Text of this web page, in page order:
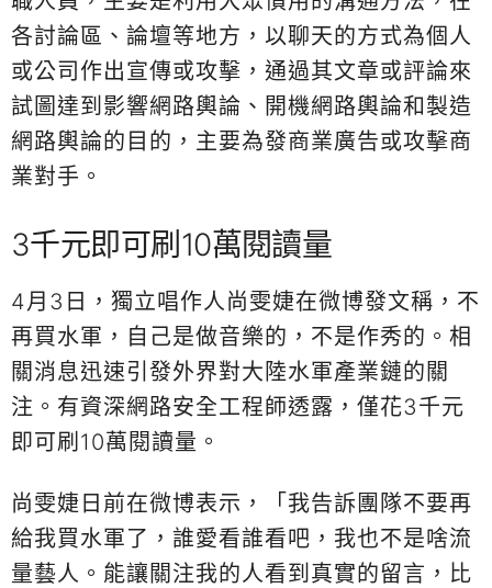
各討論區、論壇等地方，以聊天的方式為個人
或公司作出宣傳或攻擊，通過其文章或評論來
試圖達到影響網路輿論、開機網路輿論和製造
網路輿論的目的，主要為發商業廣告或攻擊商
業對手。
3千元即可刷10萬閱讀量
4月3日，獨立唱作人尚雯婕在微博發文稱，不
再買水軍，自己是做音樂的，不是作秀的。相
關消息迅速引發外界對大陸水軍產業鏈的關
注。有資深網路安全工程師透露，僅花3千元
即可刷10萬閱讀量。
尚雯婕日前在微博表示，「我告訴團隊不要再
給我買水軍了，誰愛看誰看吧，我也不是啥流
量藝人。能讓關注我的人看到真實的留言，比